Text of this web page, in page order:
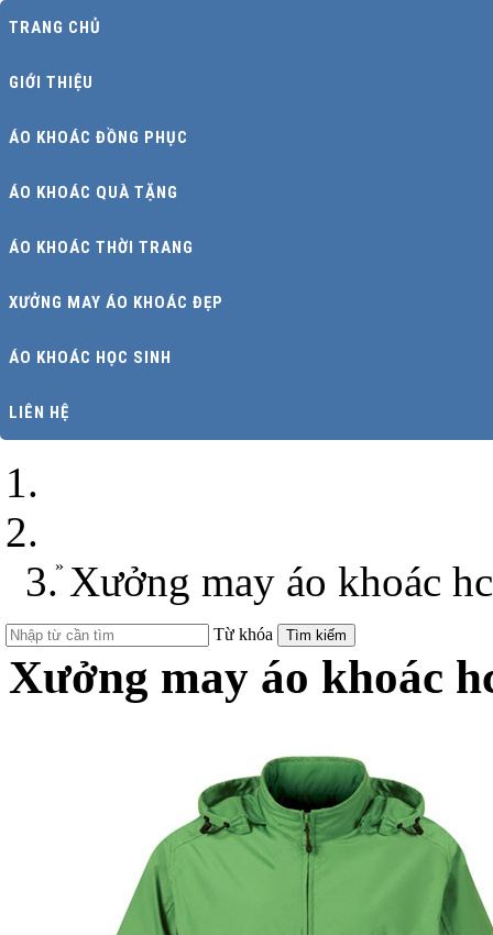
TRANG CHỦ
GIỚI THIỆU
ÁO KHOÁC ĐỒNG PHỤC
ÁO KHOÁC QUÀ TẶNG
ÁO KHOÁC THỜI TRANG
XƯỞNG MAY ÁO KHOÁC ĐẸP
ÁO KHOÁC HỌC SINH
LIÊN HỆ
» Xưởng may áo khoác
Từ khóa Tìm kiếm
Xưởng may áo khoác